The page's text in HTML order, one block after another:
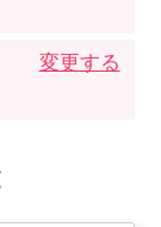
変更する